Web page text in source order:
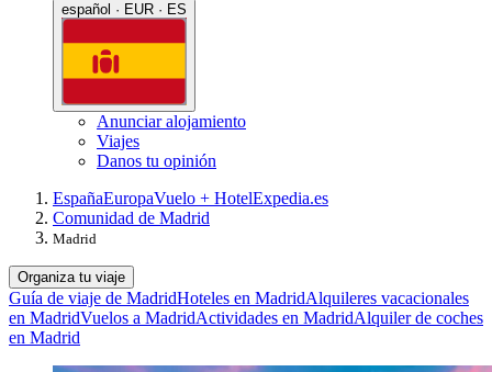
español · EUR · ES
Anunciar alojamiento
Viajes
Danos tu opinión
EspañaEuropaVuelo + HotelExpedia.es
Comunidad de Madrid
Madrid
Organiza tu viaje
Guía de viaje de MadridHoteles en MadridAlquileres vacacionales
en MadridVuelos a MadridActividades en MadridAlquiler de coches
en Madrid